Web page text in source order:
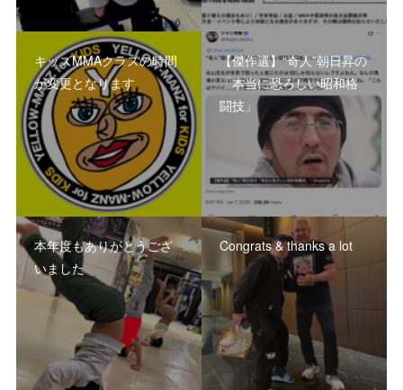
キッズMMAクラスの時間
が変更となります
【傑作選】“奇人”朝日昇の
「本当に恐ろしい昭和格
闘技」
本年度もありがとうござ
いました
Congrats & thanks a lot